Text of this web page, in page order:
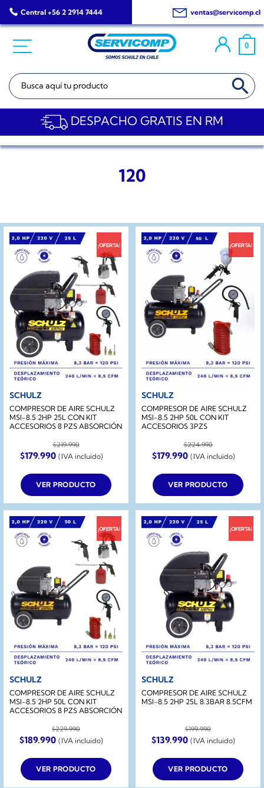
Saltar
al
Central +56 2 2914 7444 ventas@servicomp.cl
0
Buscar: BOTÓN DE
DESPACHO GRATIS EN RM
120
¡OFERTA!
SCHULZ
COMPRESOR DE AIRE SCHULZ
MSI-8.5 2HP 25L CON KIT
ACCESORIOS 8 PZS ABSORCIÓN
$219.990
El
precio
original
era:
$219.990.
$179.990El
precio
actual
es:
$179.990.
(IVA incluido)
VER PRODUCTO
¡OFERTA!
SCHULZ
COMPRESOR DE AIRE SCHULZ
MSI-8.5 2HP 50L CON KIT
ACCESORIOS 3PZS
$224.990
El
precio
original
era:
$224.990.
$179.990El
precio
actual
es:
$179.990.
(IVA incluido)
VER PRODUCTO
¡OFERTA!
SCHULZ
COMPRESOR DE AIRE SCHULZ
MSI-8.5 2HP 50L CON KIT
ACCESORIOS 8 PZS ABSORCIÓN
$229.990
El
precio
original
era:
$229.990.
$189.990El
precio
actual
es:
$189.990.
(IVA incluido)
VER PRODUCTO
¡OFERTA!
SCHULZ
COMPRESOR DE AIRE SCHULZ
MSI-8.5 2HP 25L 8.3BAR 8.5CFM
$199.990
El
precio
original
era:
$199.990.
$139.990El
precio
actual
es:
$139.990.
(IVA incluido)
VER PRODUCTO